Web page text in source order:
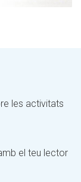
les activitats
el teu lector